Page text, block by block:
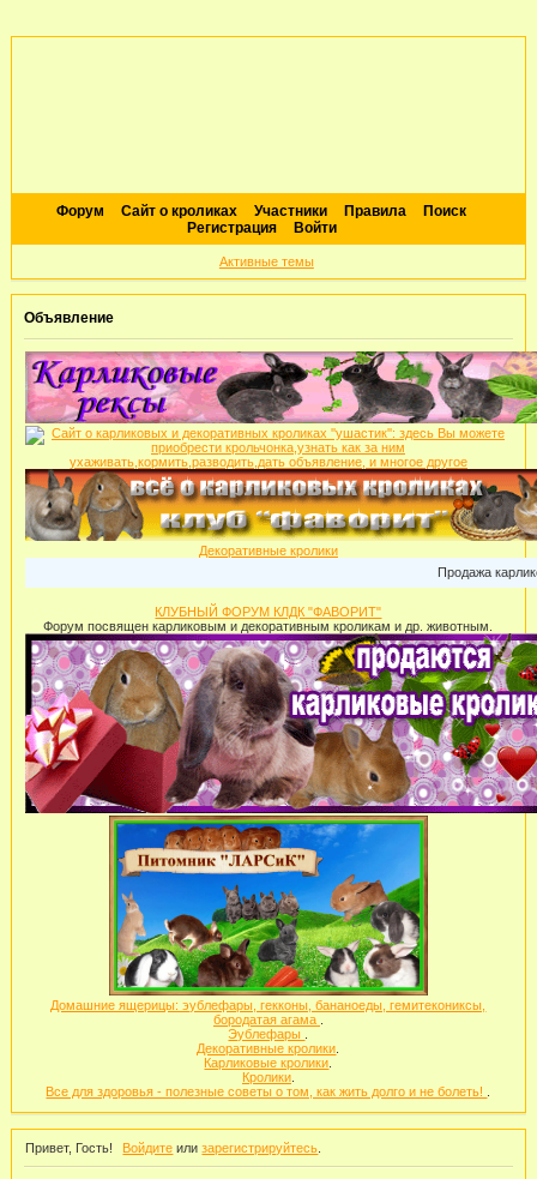
Форум Сайт о кроликах Участники Правила
Поиск
Регистрация
Войти
Активные темы
Объявление
Декоративные кролики
Продажа карликовых
КЛУБНЫЙ ФОРУМ КЛДК "ФАВОРИТ"
Форум посвящен карликовым и декоративным кроликам и др. животным.
Домашние ящерицы: эублефары, гекконы, бананоеды, гемитекониксы,
бородатая агама
Эублефары
Декоративные кролики
Карликовые кролики
Кролики.
Все для здоровья - полезные советы о том, как жить долго и не болеть!
Привет, Гость! Войдите илизарегистрируйтесь